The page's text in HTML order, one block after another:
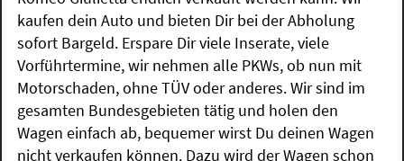
kaufen dein Auto und bieten Dir bei der Abholung
sofort Bargeld. Erspare Dir viele Inserate, viele
Vorführtermine, wir nehmen alle PKWs, ob nun mit
Motorschaden, ohne TÜV oder anderes. Wir sind im
gesamten Bundesgebieten tätig und holen den
Wagen einfach ab, bequemer wirst Du deinen Wagen
nicht verkaufen können. Dazu wird der Wagen schon